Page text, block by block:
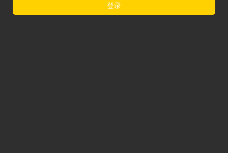
登录